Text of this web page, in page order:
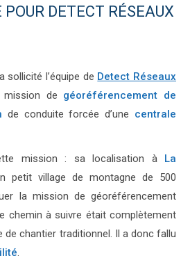
DETECT RÉSEAUX
a sollicité l’équipe de Detect Réseaux
de géoréférencement de
de conduite forcée d’une centrale
mission : sa localisation à La
petit village de montagne de 500
la mission de géoréférencement
chemin à suivre était complètement
de chantier traditionnel. Il a donc fallu
.